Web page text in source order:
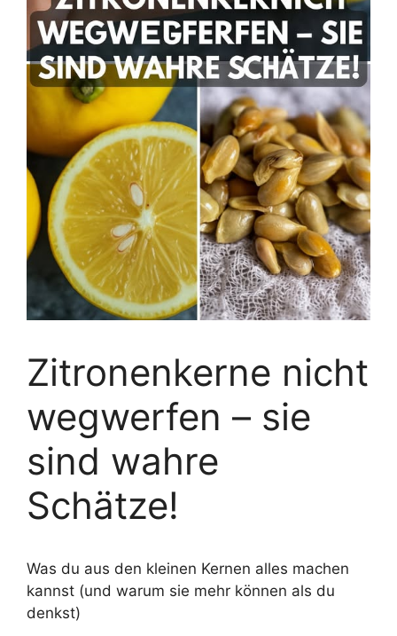
Zitronenkerne nicht
wegwerfen – sie
sind wahre
Schätze!
Was du aus den kleinen Kernen alles machen
kannst (und warum sie mehr können als du
denkst)